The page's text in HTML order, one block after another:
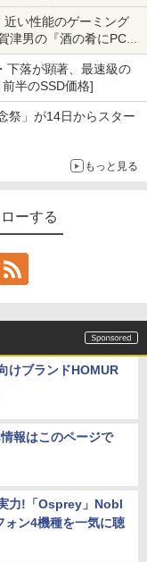
い性能のゲーミング
津男の『酒の肴にPCゲ
下落が顕著、最速級の
前半のSSD価格]
祭」が14日からスター
もっと見る
ーする
けブランドHOMUR
報はこのページで
力!「Osprey」Nobl
ン4機種を一気に聴